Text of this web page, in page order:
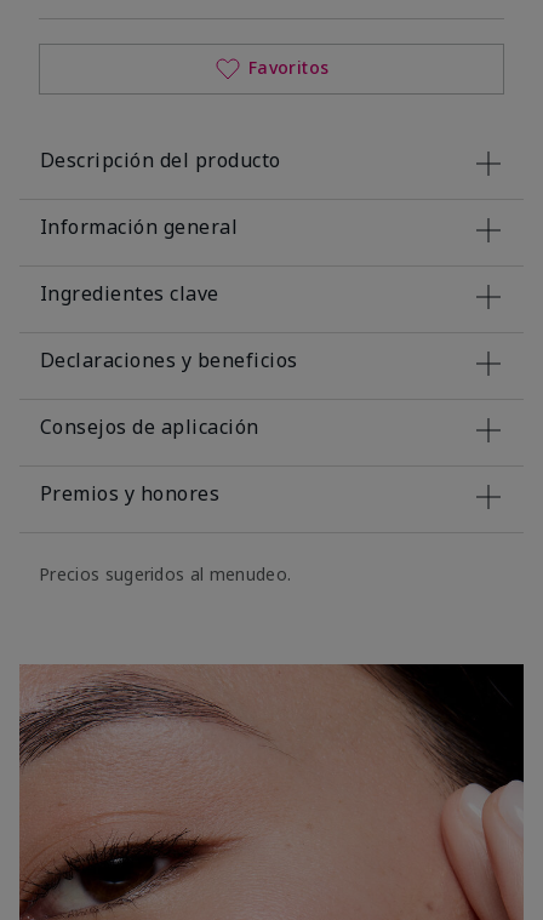
Favoritos
Descripción del producto
Información general
Ingredientes clave
Declaraciones y beneficios
Consejos de aplicación
Premios y honores
Precios sugeridos al menudeo.